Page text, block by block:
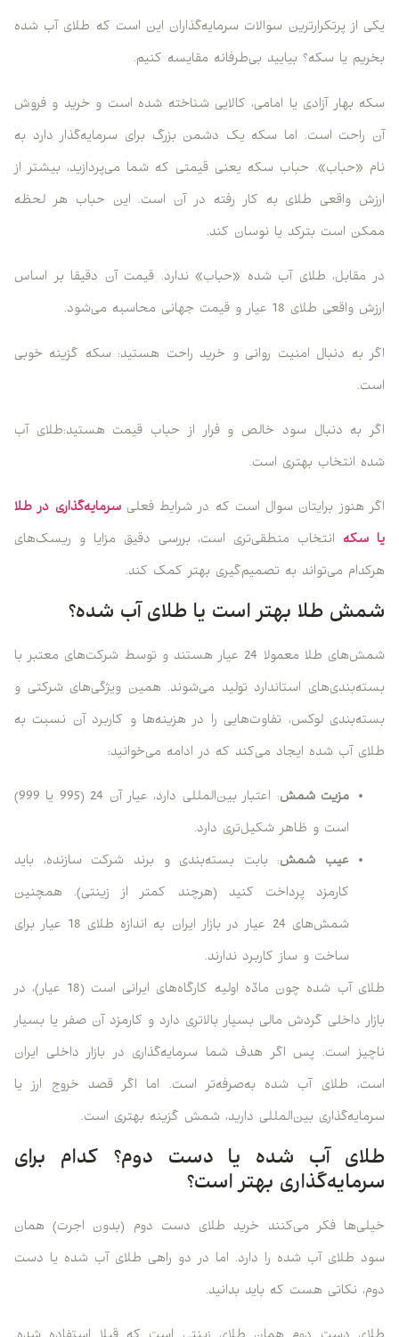
یکی از پرتکرارترین سوالات سرمایه‌گذاران این است که طلای آب شده
بخریم یا سکه؟ بیایید بی‌طرفانه مقایسه کنیم.
سکه بهار آزادی یا امامی، کالایی شناخته شده است و خرید و فروش
آن راحت است. اما سکه یک دشمن بزرگ برای سرمایه‌گذار دارد به
نام «حباب». حباب سکه یعنی قیمتی که شما می‌پردازید، بیشتر از
ارزش واقعی طلای به کار رفته در آن است. این حباب هر لحظه
ممکن است بترکد یا نوسان کند.
در مقابل، طلای آب شده «حباب» ندارد. قیمت آن دقیقا بر اساس
ارزش واقعی طلای 18 عیار و قیمت جهانی محاسبه می‌شود.
اگر به دنبال امنیت روانی و خرید راحت هستید: سکه گزینه خوبی
است.
اگر به دنبال سود خالص و فرار از حباب قیمت هستید:طلای آب
شده انتخاب بهتری است.
اگر هنوز برایتان سوال است که در شرایط فعلیسرمایه‌گذاری در طلا
یا سکه انتخاب منطقی‌تری است، بررسی دقیق مزایا و ریسک‌های
هرکدام می‌تواند به تصمیم‌گیری بهتر کمک کند.
شمش طلا بهتر است یا طلای آب شده؟
شمش‌های طلا معمولا 24 عیار هستند و توسط شرکت‌های معتبر با
بسته‌بندی‌های استاندارد تولید می‌شوند. همین ویژگی‌های شرکتی و
بسته‌بندی لوکس، تفاوت‌هایی را در هزینه‌ها و کاربرد آن نسبت به
طلای آب شده ایجاد می‌کند که در ادامه می‌خوانید:
مزیت شمش
: اعتبار بین‌المللی دارد، عیار آن 24 (995 یا 999)
است و ظاهر شکیل‌تری دارد.
عیب شمش: بابت بسته‌بندی و برند شرکت سازنده، باید
کارمزد پرداخت کنید (هرچند کمتر از زینتی). همچنین
شمش‌های 24 عیار در بازار ایران به اندازه طلای 18 عیار برای
ساخت و ساز کاربرد ندارند.
طلای آب شده چون مادّه اولیه کارگاه‌های ایرانی است (18 عیار)، در
بازار داخلی گردش مالی بسیار بالاتری دارد و کارمزد آن صفر یا بسیار
ناچیز است. پس اگر هدف شما سرمایه‌گذاری در بازار داخلی ایران
است، طلای آب شده به‌صرفه‌تر است. اما اگر قصد خروج ارز یا
سرمایه‌گذاری بین‌المللی دارید، شمش گزینه بهتری است.
طلای آب شده یا دست دوم؟ کدام برای
سرمایه‌گذاری بهتر است؟
خیلی‌ها فکر می‌کنند خرید طلای دست دوم (بدون اجرت) همان
سود طلای آب شده را دارد. اما در دو راهی طلای آب شده یا دست
دوم، نکاتی هست که باید بدانید.